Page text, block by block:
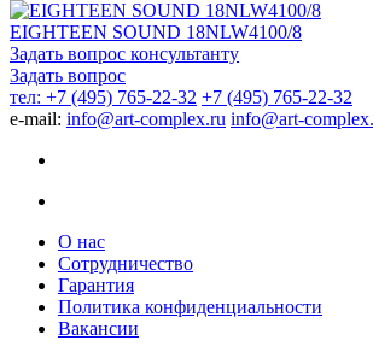
EIGHTEEN SOUND 18NLW4100/8
Задать вопрос консультанту
Задать вопрос
тел: +7 (495) 765-22-32 +7 (495) 765-22-32
e-mail: info@art-complex.ru info@art-
О нас
Сотрудничество
Гарантия
Политика конфиденциальности
Вакансии